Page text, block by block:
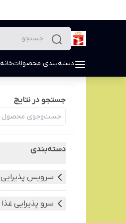
دسته‌بندی محصولاتخانه
جستجو در نتایج
دسته‌بندی
سرویس پذیرایی
سرو پذیرایی غذا